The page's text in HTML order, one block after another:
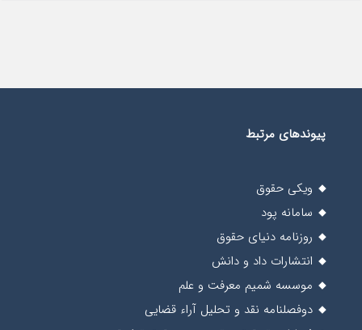
پیوندهای مرتبط
ویکی حقوق
سامانه پود
روزنامه دنیای حقوق
انتشارات داد و دانش
موسسه شمیم معرفت و علم
دوفصلنامه نقد و تحلیل آراء قضایی